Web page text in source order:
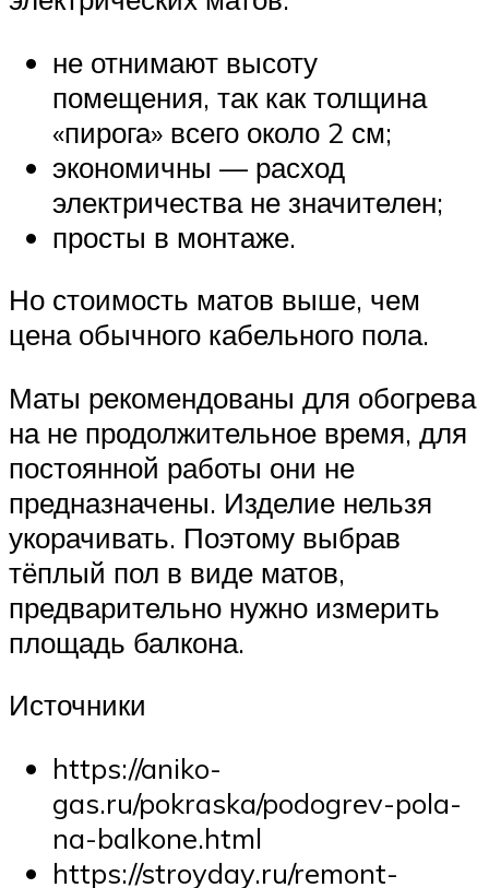
не отнимают высоту
помещения, так как толщина
«пирога» всего около 2 см;
экономичны — расход
электричества не значителен;
просты в монтаже.
Но стоимость матов выше, чем
цена обычного кабельного пола.
Маты рекомендованы для обогрева
на не продолжительное время, для
постоянной работы они не
предназначены. Изделие нельзя
укорачивать. Поэтому выбрав
тёплый пол в виде матов,
предварительно нужно измерить
площадь балкона.
Источники
https://aniko-
gas.ru/pokraska/podogrev-pola-
na-balkone.html
https://stroyday.ru/remont-